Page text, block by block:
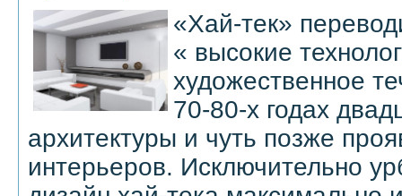
«Хай-тек»
« высокие
художественное
70-80-х годах
архитектуры и чуть позже
интерьеров. Исключительно